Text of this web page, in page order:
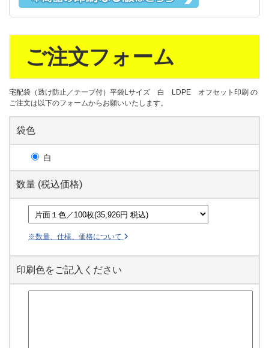
ご注文フォーム
宅配袋（透け防止／テープ付）平袋Lサイズ 白 LDPE オフセット印刷 の
ご注文は以下のフォームからお願いいたします。
袋色
白
数量 (税込価格)
※数量、仕様、価格について
印刷色をご記入ください